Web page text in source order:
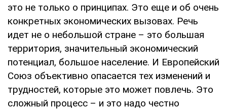
это не только о принципах. Это еще и об очень
конкретных экономических вызовах. Речь
идет не о небольшой стране – это большая
территория, значительный экономический
потенциал, большое население. И Европейский
Союз объективно опасается тех изменений и
трудностей, которые это может повлечь. Это
сложный процесс – и это надо честно